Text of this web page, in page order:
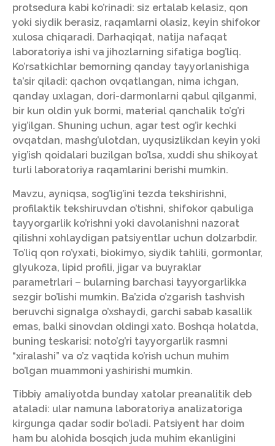
protsedura kabi ko’rinadi: siz ertalab kelasiz, qon
yoki siydik berasiz, raqamlarni olasiz, keyin shifokor
xulosa chiqaradi. Darhaqiqat, natija nafaqat
laboratoriya ishi va jihozlarning sifatiga bog’liq.
Ko’rsatkichlar bemorning qanday tayyorlanishiga
ta’sir qiladi: qachon ovqatlangan, nima ichgan,
qanday uxlagan, dori-darmonlarni qabul qilganmi,
bir kun oldin yuk bormi, material qanchalik to’g’ri
yig’ilgan. Shuning uchun, agar test og’ir kechki
ovqatdan, mashg’ulotdan, uyqusizlikdan keyin yoki
yig’ish qoidalari buzilgan bo’lsa, xuddi shu shikoyat
turli laboratoriya raqamlarini berishi mumkin.
Mavzu, ayniqsa, sog’lig’ini tezda tekshirishni,
profilaktik tekshiruvdan o’tishni, shifokor qabuliga
tayyorgarlik ko’rishni yoki davolanishni nazorat
qilishni xohlaydigan patsiyentlar uchun dolzarbdir.
To’liq qon ro’yxati, biokimyo, siydik tahlili, gormonlar,
glyukoza, lipid profili, jigar va buyraklar
parametrlari – bularning barchasi tayyorgarlikka
sezgir bo’lishi mumkin. Ba’zida o’zgarish tashvish
beruvchi signalga o’xshaydi, garchi sabab kasallik
emas, balki sinovdan oldingi xato. Boshqa holatda,
buning teskarisi: noto’g’ri tayyorgarlik rasmni
“xiralashi” va o’z vaqtida ko’rish uchun muhim
bo’lgan muammoni yashirishi mumkin.
Tibbiy amaliyotda bunday xatolar preanalitik deb
ataladi: ular namuna laboratoriya analizatoriga
kirgunga qadar sodir bo’ladi. Patsiyent har doim
ham bu alohida bosqich juda muhim ekanligini